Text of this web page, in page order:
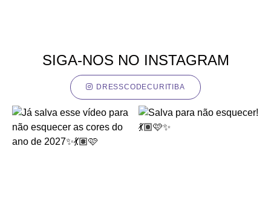
SIGA-NOS NO INSTAGRAM
DRESSCODECURITIBA